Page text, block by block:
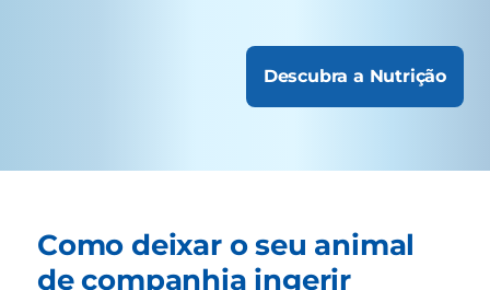
Descubra a Nutrição
Como deixar o seu animal
de companhia ingerir